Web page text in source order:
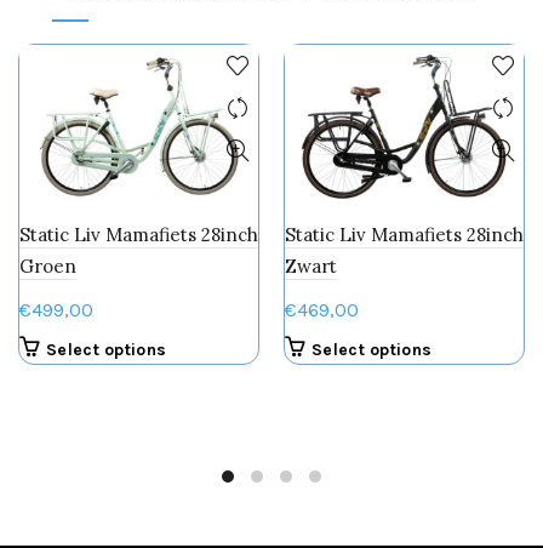
gekozen
worden
op
de
productpagina
gekozen
worden
op
de
Static Liv Mamafiets 28inch
Groen
€499,00
Select options
Static Liv Mamafiets 28inch
Zwart
€469,00
Select options